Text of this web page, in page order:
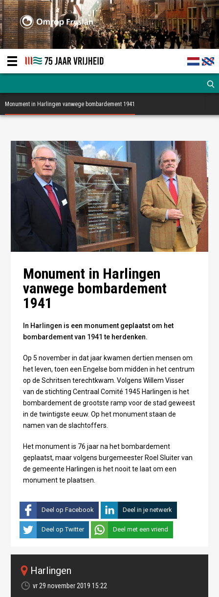
Monument in Harlingen vanwege bombardement 1941
Monument in Harlingen
vanwege bombardement
1941
In Harlingen is een monument geplaatst om het
bombardement van 1941 te herdenken.
Op 5 november in dat jaar kwamen dertien mensen om
het leven, toen een Engelse bom midden in het centrum
op de Schritsen terechtkwam. Volgens Willem Visser
van de stichting Centraal Comité 1945 Harlingen is het
bombardement de grootste ramp voor de stad geweest
in de twintigste eeuw. Op het monument staan de
namen van de slachtoffers.
Het monument is 76 jaar na het bombardement
geplaatst, maar volgens burgemeester Roel Sluiter van
de gemeente Harlingen is het nooit te laat om een
monument te plaatsen.
Deel op Facebook Deel in je netwerk
Deel op Twitter Deel met een vriend
Harlingen
vr 29 november 2019 15:22